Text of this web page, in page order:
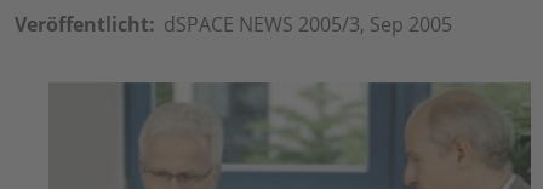
Veröffentlicht: dSPACE NEWS 2005/3, Sep 2005